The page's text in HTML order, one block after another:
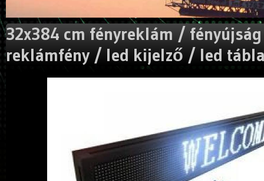
32x384 cm fényreklám /
reklámfény / led kijelző / led